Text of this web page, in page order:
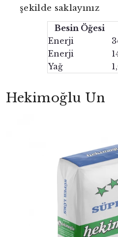
şekilde saklayınız
Besin Öğesi
Enerji
Enerji
Yağ
Hekimoğlu Un